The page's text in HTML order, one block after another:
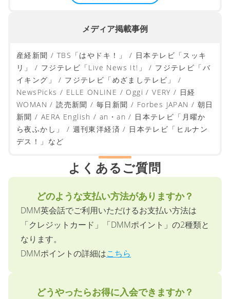
メディア掲載事例
産経新聞 / TBS「はやドキ！」 / 日本テレビ「スッキ
リ」 / フジテレビ「Live News It!」 / フジテレビ「バ
イキング」 / フジテレビ「めざましテレビ」 /
NewsPicks / ELLE ONLINE / Oggi / VERY / 日経
WOMAN / 読売新聞 / 毎日新聞 / Forbes JAPAN / 朝日
新聞 / AERA English / an・an / 日本テレビ「月曜か
ら夜ふかし」 / 週刊東洋経済 / 日本テレビ「ヒルナン
デス！」など
よくあるご質問
どのような支払い方法がありますか？
DMM英会話でご利用いただけるお支払い方法は
「クレジットカード」「DMMポイント」の2種類と
なります。
DMMポイントの詳細はこちら
どうやったらお得に入会できますか？